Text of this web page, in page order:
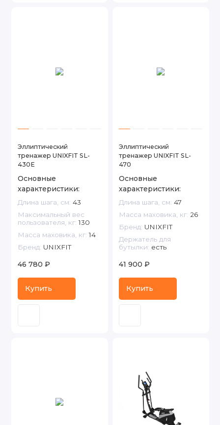
Эллиптический
тренажер UNIXFIT SL-
430E
Основные
характеристики:
Длина шага, см: 43
Максимальный вес
пользователя, кг: 130
Масса маховика, кг: 14
Бренд: UNIXFIT
46 780 ₽
Купить
Эллиптический
тренажер UNIXFIT SL-
470
Основные
характеристики:
Длина шага, см: 47
Масса маховика, кг: 26
Бренд: UNIXFIT
Держатель для
бутылки: есть
41 900 ₽
Купить